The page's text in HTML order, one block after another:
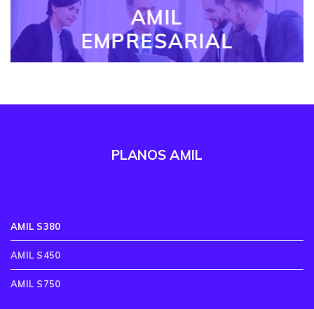
AMIL
EMPRESARIAL
PLANOS AMIL
AMIL S380
AMIL S450
AMIL S750